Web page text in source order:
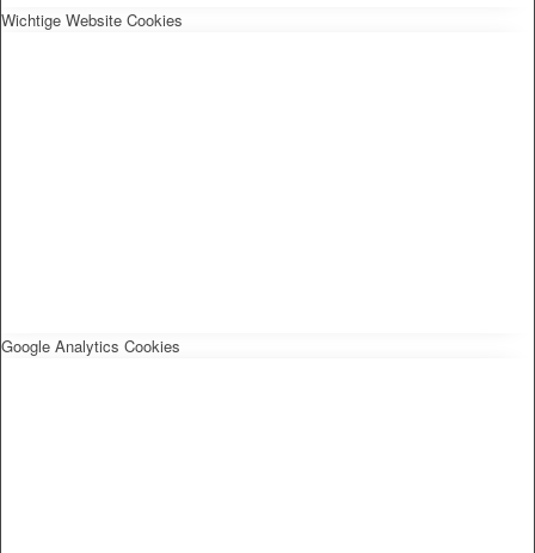
Wichtige Website Cookies
Google Analytics Cookies